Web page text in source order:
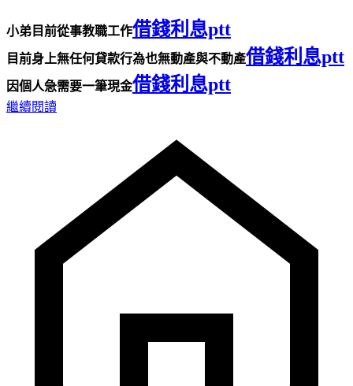
小弟目前從事教職工作借錢利息ptt
目前身上無任何貸款行為也無動產與不動產借錢利息ptt
因個人急需要一筆現金借錢利息ptt
繼續閱讀